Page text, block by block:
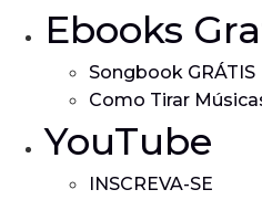
Ebooks
Songbook GRÁTIS
Como Tirar
YouTube
INSCREVA-SE